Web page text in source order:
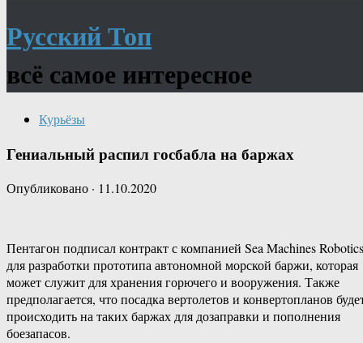
Русский Топ
всё самое интересное
Курьёзы
Гениальный распил госбабла на баржах
Опубликовано · 11.10.2020
Пентагон подписал контракт с компанией Sea Machines Robotics
для разработки прототипа автономной морской баржи, которая
может служит для хранения горючего и вооружения. Также
предполагается, что посадка вертолетов и конвертопланов
происходить на таких баржах для дозаправки и пополнения
боезапасов.